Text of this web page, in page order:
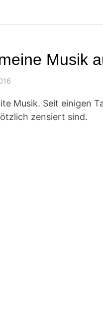
Musik
Musik. Seit einigen
zensiert sind.